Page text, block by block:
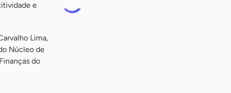
e
Lima,
Núcleo de
do